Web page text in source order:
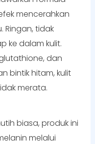
mencerahkan
Ringan, tidak
ke dalam kulit.
dan
bintik hitam, kulit
merata.
biasa, produk ini
melalui